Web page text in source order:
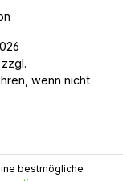
wenn nicht
bestmögliche